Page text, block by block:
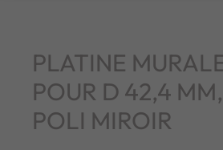
PLATINE
POUR D 42,4
POLI MIROIR